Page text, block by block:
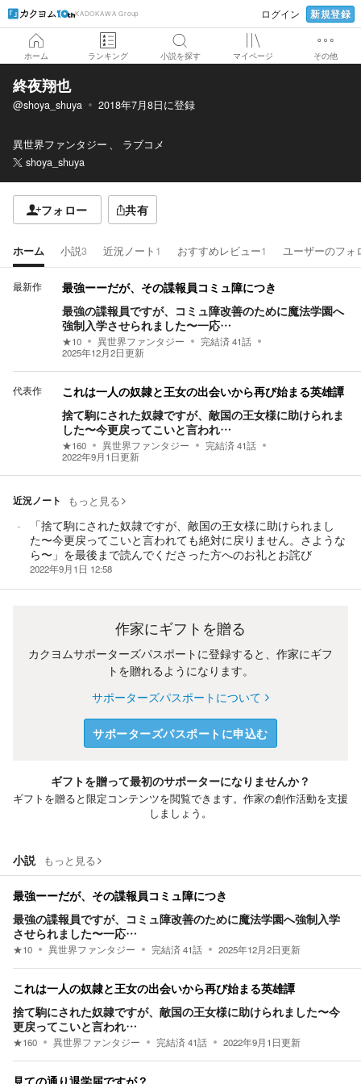
KADOKAWA Group ログイン 新規登録
ホーム ランキング 小説を探す マイページ その他
終夜翔也
@shoya_shuya 2018年7月8日に登録
異世界ファンタジー
ラブコメ
shoya_shuya
フォロー 共有
ホーム 小説3 近況ノート 1 おすすめレビュー1 ユーザーのフォ
最新作 最強ーーだが、その諜報員コミュ障につき
最強の諜報員ですが、コミュ障改善のために魔法学園へ
強制入学させられました〜一応…
★10 異世界ファンタジー 完結済41話
2025年12月2日更新
代表作 これは一人の奴隷と王女の出会いから再び始まる英雄譚
捨て駒にされた奴隷ですが、敵国の王女様に助けられま
した〜今更戻ってこいと言われ…
★160 異世界ファンタジー 完結済41話
2022年9月1日更新
近況ノート もっと見る
「捨て駒にされた奴隷ですが、敵国の王女様に助けられまし
た〜今更戻ってこいと言われても絶対に戻りません。さような
ら〜」を最後まで読んでくださった方へのお礼とお詫び
2022年9月1日 12:58
作家にギフトを贈る
カクヨムサポーターズパスポートに登録すると、作家にギフ
トを贈れるようになります。
サポーターズパスポートについて
サポーターズパスポートに申込む
ギフトを贈って最初のサポーターになりませんか？
ギフトを贈ると限定コンテンツを閲覧できます。作家の創作活動を支援
しましょう。
小説 もっと見る
最強ーーだが、その諜報員コミュ障につき
最強の諜報員ですが、コミュ障改善のために魔法学園へ強制入学
させられました〜一応…
★10 異世界ファンタジー 完結済41話 2025年12月2日更新
これは一人の奴隷と王女の出会いから再び始まる英雄譚
捨て駒にされた奴隷ですが、敵国の王女様に助けられました〜今
更戻ってこいと言われ…
★160 異世界ファンタジー 完結済41話 2022年9月1日更新